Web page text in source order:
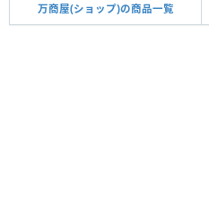
万商屋(ショップ)の商品一覧